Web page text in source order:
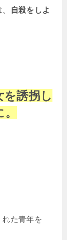
自殺をしよ
誘拐し
れた青年を